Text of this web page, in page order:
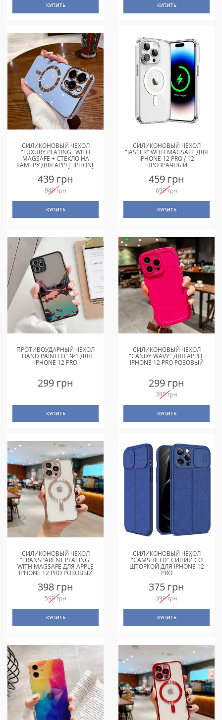
КУПИТЬ КУПИТЬ
СИЛИКОНОВЫЙ ЧЕХОЛ
"LUXURY PLATING" WITH
MAGSAFE + СТЕКЛО НА
КАМЕРУ ДЛЯ APPLE IPHONE
12 PRO СТАЛЬНОЙ-СИНИЙ
439 грн
949 грн
КУПИТЬ
СИЛИКОНОВЫЙ ЧЕХОЛ
"JASTER" WITH MAGSAFE ДЛЯ
IPHONE 12 PRO / 12
ПРОЗРАЧНЫЙ
459 грн
699 грн
КУПИТЬ
ПРОТИВОУДАРНЫЙ ЧЕХОЛ
"HAND PAINTED" №1 ДЛЯ
IPHONE 12 PRO
299 грн
КУПИТЬ
СИЛИКОНОВЫЙ ЧЕХОЛ
"CANDY WAVY" ДЛЯ APPLE
IPHONE 12 PRO РОЗОВЫЙ
299 грн
399 грн
КУПИТЬ
СИЛИКОНОВЫЙ ЧЕХОЛ
"TRANSPARENT PLATING"
WITH MAGSAFE ДЛЯ APPLE
IPHONE 12 PRO РОЗОВЫЙ
398 грн
599 грн
КУПИТЬ
СИЛИКОНОВЫЙ ЧЕХОЛ
"CAMSHIELD" СИНИЙ СО
ШТОРКОЙ ДЛЯ IPHONE 12
PRO
375 грн
399 грн
КУПИТЬ